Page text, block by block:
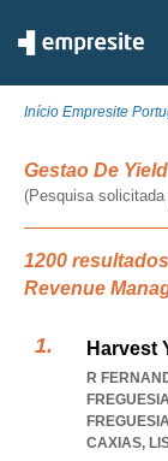
Início Empresite
Gestao De
(Pesquisa solicitada
1200
Revenue
Harvest
R
CAXIAS,